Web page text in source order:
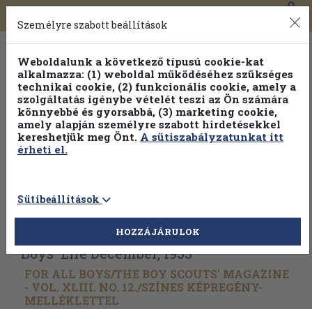
Toggle
navigation
0
Vissza az előző oldalra Válasszon példányt
Boys' Life December, 1953
FOR ALL BOYS/THE BOY SCOUTS' MAGAZINE
- VOL. XLIII. NO. 12./SZÍNES KÉPREGÉNY-
MELLÉKLETTEL
Személyre szabott beállítások
Weboldalunk a következő típusú cookie-kat
alkalmazza: (1) weboldal működéséhez szükséges
technikai cookie, (2) funkcionális cookie, amely a
szolgáltatás igénybe vételét teszi az Ön számára
könnyebbé és gyorsabbá, (3) marketing cookie,
amely alapján személyre szabott hirdetésekkel
kereshetjük meg Önt. A sütiszabályzatunkat itt
érheti el.
Sütibeállítások
HOZZÁJÁRULOK